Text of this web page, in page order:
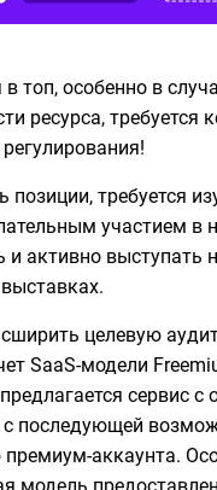
топ, особенно в
ресурса, требуется
позиции, требуется
участием в
и активно выступать
целевую
SaaS-модели
сервис с
последующей
аккаунта.